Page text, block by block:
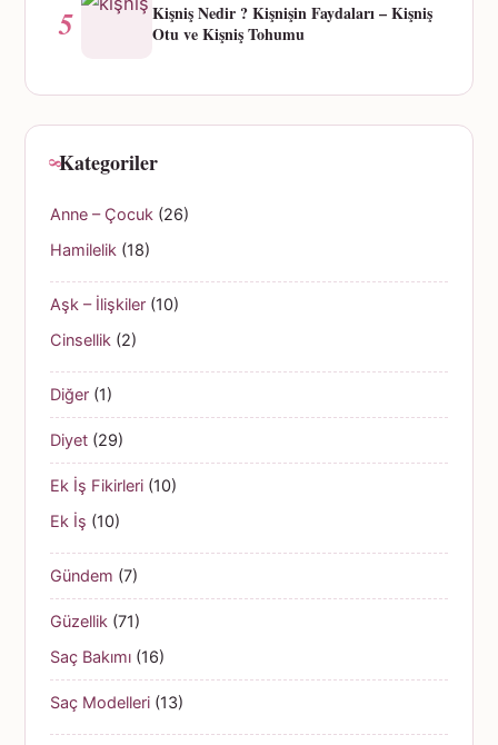
5
Kişniş Nedir ? Kişnişin Faydaları – Kişniş
Otu ve Kişniş Tohumu
Kategoriler
Anne – Çocuk (26)
Hamilelik (18)
Aşk – İlişkiler (10)
Cinsellik (2)
Diğer (1)
Diyet (29)
Ek İş Fikirleri (10)
Ek İş (10)
Gündem (7)
Güzellik (71)
Saç Bakımı (16)
Saç Modelleri (13)